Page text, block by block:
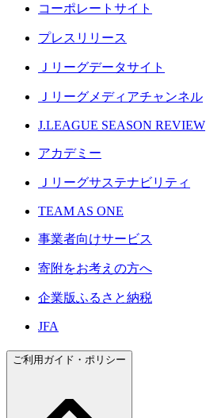
コーポレートサイト
プレスリリース
Ｊリーグデータサイト
Ｊリーグメディアチャンネル
J.LEAGUE SEASON REVIEW
アカデミー
Ｊリーグサステナビリティ
TEAM AS ONE
事業者向けサービス
寄附をお考えの方へ
企業版ふるさと納税
JFA
ご利用ガイド・ポリシー